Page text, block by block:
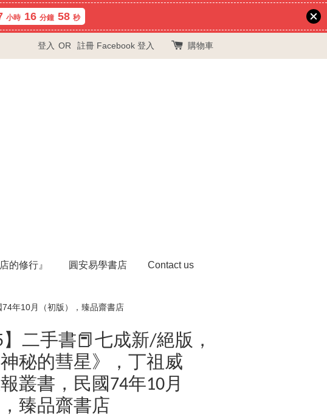
小時 16 分鐘 57 秒
登入 OR 註冊 Facebook 登入 購物車
的修行』 圓安易學書店 Contact us
年10月（初版），臻品齋書店
】二手書📕七成新/絕版，
神秘的彗星》，丁祖威
叢書，民國74年10月
，臻品齋書店